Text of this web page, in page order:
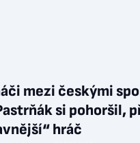
mezi českými
si pohoršil,
hráč